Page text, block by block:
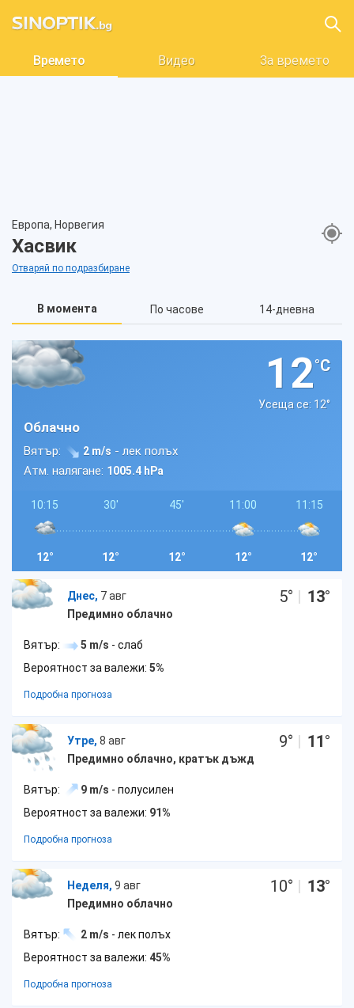
Времето Видео За времето
Европа, Норвегия
Хасвик
Отваряй по подразбиране
В момента По часове 14-дневна
12°C
Усеща се: 12°
Облачно
Вятър: 2 m/s - лек полъх
Атм. налягане: 1005.4 hPa
10:15
12°
30'
12°
45'
12°
11:00
12°
11:15
12°
Днес, 7 авг
Предимно облачно
5° | 13°
Вятър: 5 m/s - слаб
Вероятност за валежи: 5%
Подробна прогноза
Утре, 8 авг
Предимно облачно, кратък дъжд
9° | 11°
Вятър: 9 m/s - полусилен
Вероятност за валежи: 91%
Подробна прогноза
Неделя, 9 авг
Предимно облачно
10° | 13°
Вятър: 2 m/s - лек полъх
Вероятност за валежи: 45%
Подробна прогноза